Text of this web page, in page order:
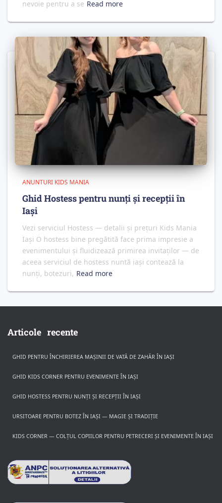
nevoie pentru a se Read more
ANUNTURI KIDS MANIA
Ghid Hostess pentru nunți și recepții în
Iași
Vezi serviciul Hostess — detalii și prețuri Kids Mania
Iași O hostess bine pregătită face prima impresie a
evenimentului și fluidizează primirea invitaților — de
aceea serviciul de hostess nuntă iași contează la
nunți, botezuri, Read more
Articole recente
GHID PENTRU ÎNCHIRIEREA MAȘINII DE VATĂ DE ZAHĂR ÎN IAȘI
GHID KIDS CORNER PENTRU EVENIMENTE ÎN IAȘI
GHID HOSTESS PENTRU NUNȚI ȘI RECEPȚII ÎN IAȘI
URSITOARE PENTRU BOTEZ ÎN IAȘI — MAGIE ȘI TRADIȚIE
KIDS CORNER — COLȚUL COPIILOR PENTRU PETRECERI ȘI EVENIMENTE ÎN IAȘI